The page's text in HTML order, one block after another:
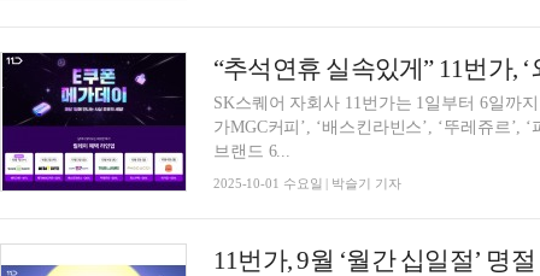
“추석연휴 실속있게” 11번가,
SK스퀘어 자회사 11번가는 1일부터 6일까
가MGC커피’, ‘배스킨라빈스’, ‘뚜레쥬르’,
브랜드 6...
2025-10-01 수요일 | 박슬기 기자
11번가, 9월 ‘월간 십일절’ 명